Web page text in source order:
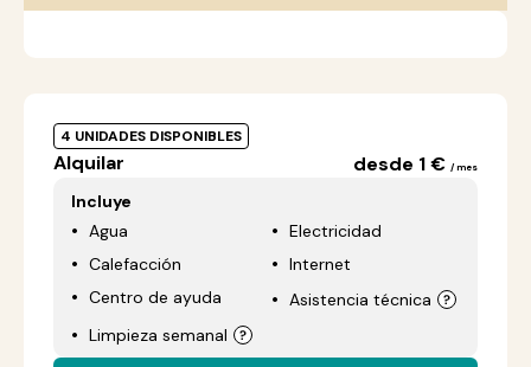
4 UNIDADES DISPONIBLES
Alquilar desde 1 € / mes
Incluye
Agua
Electricidad
Calefacción
Internet
Centro de ayuda
Asistencia técnica
Limpieza semanal